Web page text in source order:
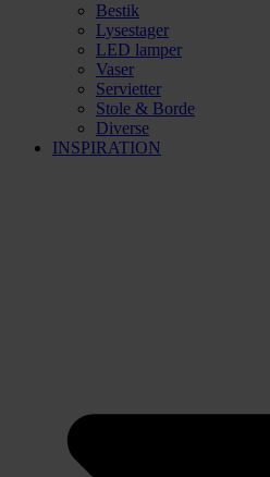
Bestik
Lysestager
LED lamper
Vaser
Servietter
Stole & Borde
Diverse
INSPIRATION